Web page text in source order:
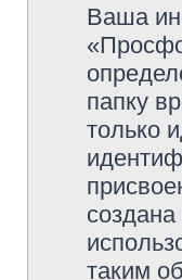
Ваша
папку
только
таким